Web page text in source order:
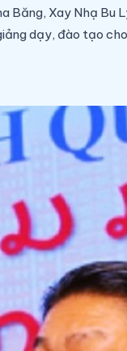
Băng, Xay Nhạ Bu
dạy, đào tạo